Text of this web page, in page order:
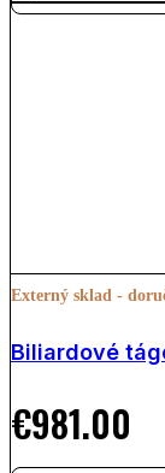
Externý sklad -
Biliardové
€981.00